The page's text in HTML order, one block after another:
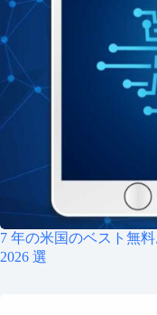
7 年の米国のベスト無
2026 選